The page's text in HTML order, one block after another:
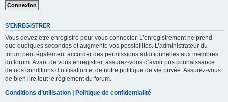
S’ENREGISTRER
Vous devez être enregistré pour vous connecter. L’enregistrement ne prend
que quelques secondes et augmente vos possibilités. L’administrateur du
forum peut également accorder des permissions additionnelles aux membres
du forum. Avant de vous enregistrer, assurez-vous d’avoir pris connaissance
de nos conditions d’utilisation et de notre politique de vie privée. Assurez-vous
de bien lire tout le règlement du forum.
Conditions d’utilisation | Politique de confidentialité